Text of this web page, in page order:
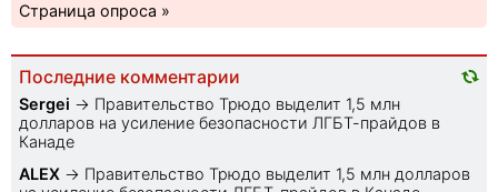
Страница опроса »
Последние комментарии
Sеrgei → Правительство Трюдо выделит 1,5 млн
долларов на усиление безопасности ЛГБТ-прайдов в
Канаде
ALEX → Правительство Трюдо выделит 1,5 млн долларов